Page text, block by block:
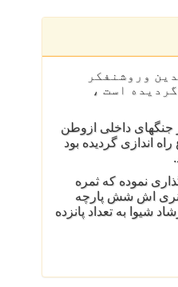
وروشنفکر
است ،
افغان موزیک ثبت وهمکاری اش را بارادیوتلویزیون ملی ٱغاز کرد ، درسال ۱۳۹۱ بنابر جنگهای داخلی ازوطن
راه اندازی گردیده بود
گذاری نموده که ثمره
هنری اش شش پارچه
شیوا به تعداد پانزده